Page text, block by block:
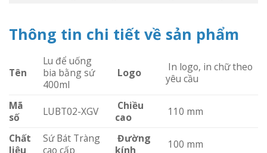
Thông tin chi tiết về sản phẩm
Tên
Lu để uống
bia bằng sứ
400ml
Logo
In logo, in chữ theo
yêu cầu
Mã
số
LUBT02-XGV
Chiều
cao
110 mm
Chất
liệu
Sứ Bát Tràng
cao cấp
Đường
kính
100 mm